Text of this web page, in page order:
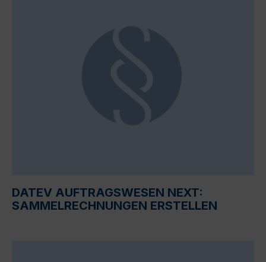
DATEV AUFTRAGSWESEN NEXT:
SAMMELRECHNUNGEN ERSTELLEN